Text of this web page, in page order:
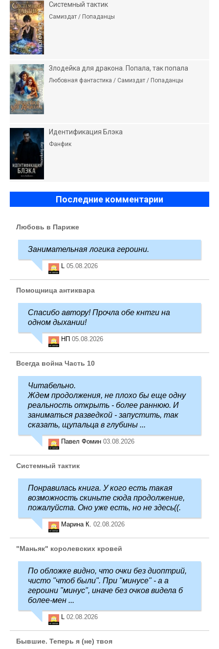
Системный тактик
Самиздат / Попаданцы
Злодейка для дракона. Попала, так попала
Любовная фантастика / Самиздат / Попаданцы
Идентификация Блэка
Фанфик
Последние комментарии
Любовь в Париже
Занимательная логика героини.
L 05.08.2026
Помощница антиквара
Спасибо автору! Прочла обе кнтги на
одном дыхании!
НП 05.08.2026
Всегда война Часть 10
Читабельно.
Ждем продолжения, не плохо бы еще одну
реальность открыть - более раннюю. И
заниматься разведкой - запустить, так
сказать, щупальца в глубины ...
Павел Фомин 03.08.2026
Системный тактик
Понравилась книга. У кого есть такая
возможность скиньте сюда продолжение,
пожалуйста. Оно уже есть, но не здесь((.
Марина К. 02.08.2026
"Маньяк" королевских кровей
По обложке видно, что очки без диоптрий,
чисто "чтоб были". При "минусе" - а а
героини "минус", иначе без очков видела б
более-мен ...
L 02.08.2026
Бывшие. Теперь я (не) твоя